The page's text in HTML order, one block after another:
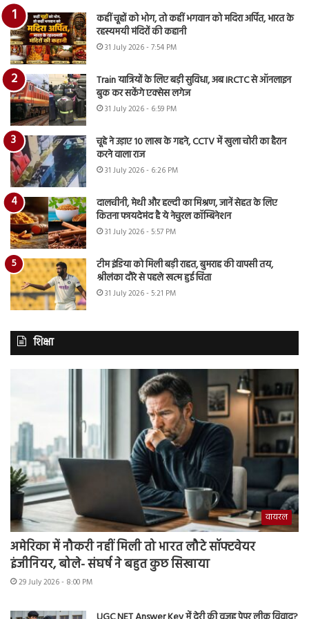
कहीं चूहों को भोग, तो कहीं भगवान को मदिरा अर्पित, भारत के
रहस्यमयी मंदिरों की कहानी
31 July 2026 - 7:54 PM
Train यात्रियों के लिए बड़ी सुविधा, अब IRCTC से ऑनलाइन
बुक कर सकेंगे एक्सेस लगेज
31 July 2026 - 6:59 PM
चूहे ने उड़ाए 10 लाख के गहने, CCTV में खुला चोरी का हैरान
करने वाला राज
31 July 2026 - 6:26 PM
दालचीनी, मेथी और हल्दी का मिश्रण, जानें सेहत के लिए
कितना फायदेमंद है ये नेचुरल कॉम्बिनेशन
31 July 2026 - 5:57 PM
टीम इंडिया को मिली बड़ी राहत, बुमराह की वापसी तय,
श्रीलंका दौरे से पहले खत्म हुई चिंता
31 July 2026 - 5:21 PM
शिक्षा
वायरल
अमेरिका में नौकरी नहीं मिली तो भारत लौटे सॉफ्टवेयर
इंजीनियर, बोले- संघर्ष ने बहुत कुछ सिखाया
29 July 2026 - 8:00 PM